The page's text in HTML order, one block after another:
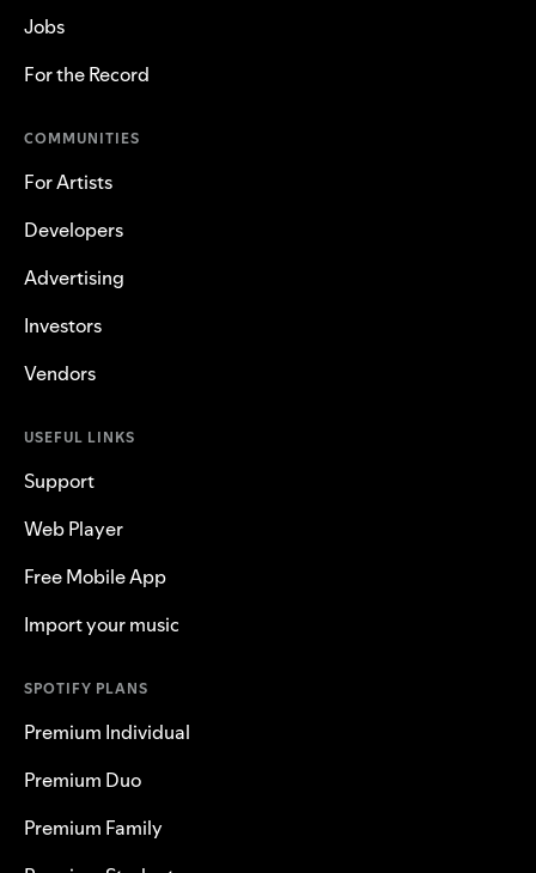
Jobs
For the Record
COMMUNITIES
For Artists
Developers
Advertising
Investors
Vendors
USEFUL LINKS
Support
Web Player
Free Mobile App
Import your music
SPOTIFY PLANS
Premium Individual
Premium Duo
Premium Family